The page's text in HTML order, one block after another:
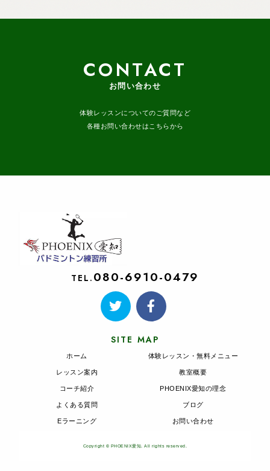
CONTACT
お問い合わせ
体験レッスンについてのご質問など
各種お問い合わせはこちらから
TEL. 080-6910-0479
SITE MAP
ホーム
レッスン案内
コーチ紹介
よくある質問
Eラーニング
体験レッスン・無料メニュー
教室概要
PHOENIX愛知の理念
ブログ
お問い合わせ
Copyright © PHOENIX愛知. All rights reserved.